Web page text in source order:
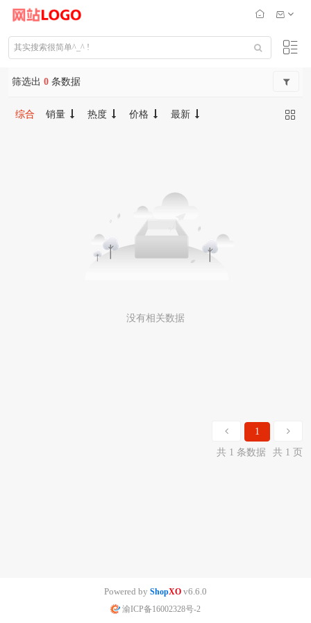
筛选出 0 条数据
综合 销量 热度 价格 最新
没有相关数据
1
共 1 条数据
共 1 页
Powered by ShopXO v6.6.0
渝ICP备16002328号-2